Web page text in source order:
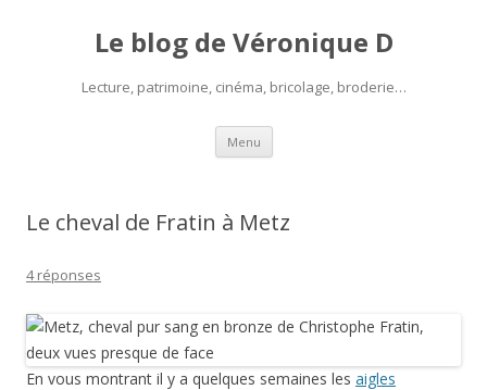
Le blog de Véronique D
Lecture, patrimoine, cinéma, bricolage, broderie…
Menu Aller
contenu
Le cheval de Fratin à Metz
4 réponses
En vous montrant il y a quelques semaines les aigles